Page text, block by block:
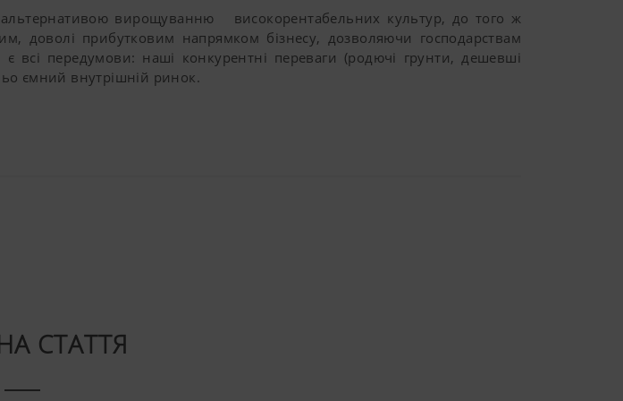
вирощуванню високорентабельних культур, до того ж
доволі прибутковим напрямком бізнесу, дозволяючи господарствам
всі передумови: наші конкурентні переваги (родючі грунти, дешевші
ємний внутрішній ринок.
СТАТТЯ